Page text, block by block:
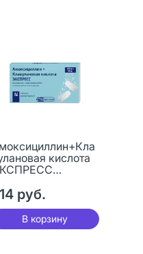
кислота
мг+125 мг 14 шт
руб.
В корзину